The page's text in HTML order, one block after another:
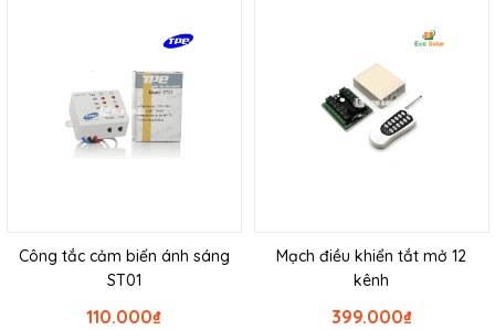
Công tắc cảm biến ánh sáng
ST01
₫
110.000
Mạch điều khiển tắt mở 12
kênh
₫
399.000